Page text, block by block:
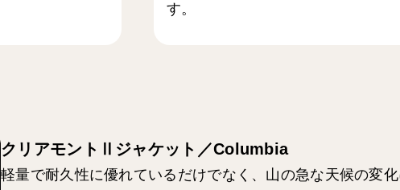
す。
クリアモントⅡジャケット／Columbia
軽量で耐久性に優れているだけでなく、山の急な天候の変